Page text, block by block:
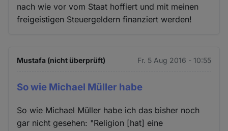
nach wie vor vom Staat hoffiert und mit meinen
freigeistigen Steuergeldern finanziert werden!
Mustafa (nicht überprüft) Fr. 5 Aug 2016 - 10:55
So wie Michael Müller habe
So wie Michael Müller habe ich das bisher noch
gar nicht gesehen: "Religion [hat] eine